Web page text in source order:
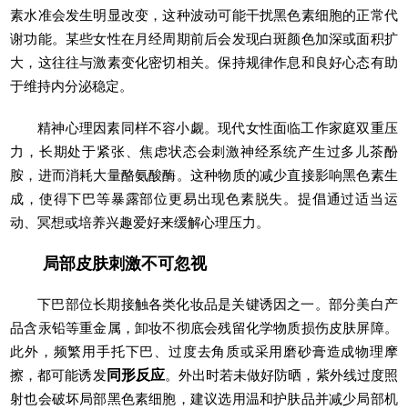
素水准会发生明显改变，这种波动可能干扰黑色素细胞的正常代
谢功能。某些女性在月经周期前后会发现白斑颜色加深或面积扩
大，这往往与激素变化密切相关。保持规律作息和良好心态有助
于维持内分泌稳定。
精神心理因素同样不容小觑。现代女性面临工作家庭双重压
力，长期处于紧张、焦虑状态会刺激神经系统产生过多儿茶酚
胺，进而消耗大量酪氨酸酶。这种物质的减少直接影响黑色素生
成，使得下巴等暴露部位更易出现色素脱失。提倡通过适当运
动、冥想或培养兴趣爱好来缓解心理压力。
局部皮肤刺激不可忽视
下巴部位长期接触各类化妆品是关键诱因之一。部分美白产
品含汞铅等重金属，卸妆不彻底会残留化学物质损伤皮肤屏障。
此外，频繁用手托下巴、过度去角质或采用磨砂膏造成物理摩
擦，都可能诱发同形反应。外出时若未做好防晒，紫外线过度照
射也会破坏局部黑色素细胞，建议选用温和护肤品并减少局部机